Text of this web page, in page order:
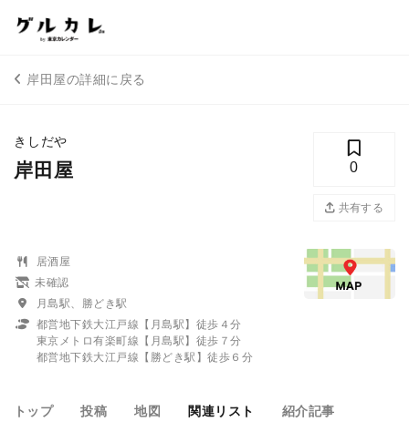
岸田屋の詳細に戻る
きしだや
岸田屋 0
共有する
居酒屋
未確認
月島駅、勝どき駅
都営地下鉄大江戸線【月島駅】徒歩４分
東京メトロ有楽町線【月島駅】徒歩７分
都営地下鉄大江戸線【勝どき駅】徒歩６分
トップ 投稿 地図 関連リスト 紹介記事